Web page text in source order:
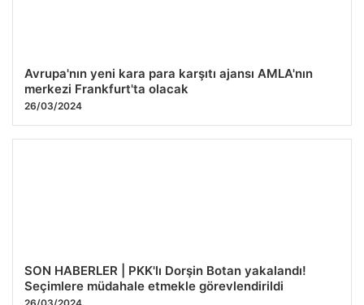
Avrupa'nın yeni kara para karşıtı ajansı AMLA'nın
merkezi Frankfurt'ta olacak
26/03/2024
SON HABERLER | PKK'lı Dorşin Botan yakalandı!
Seçimlere müdahale etmekle görevlendirildi